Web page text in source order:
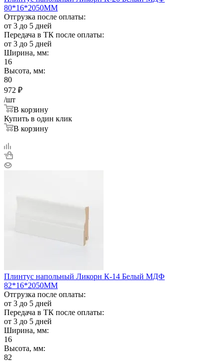
80*16*2050ММ
Отгрузка после оплаты:
от 3 до 5 дней
Передача в ТК после оплаты:
от 3 до 5 дней
Ширина, мм:
16
Высота, мм:
80
972 ₽
/шт
В корзину
Купить в один клик
В корзину
Плинтус напольный Ликорн К-14 Белый МДФ
82*16*2050ММ
Отгрузка после оплаты:
от 3 до 5 дней
Передача в ТК после оплаты:
от 3 до 5 дней
Ширина, мм:
16
Высота, мм:
82